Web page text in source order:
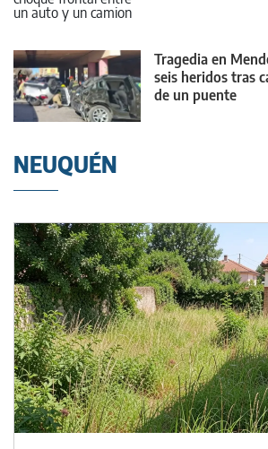
Tragedia en
seis heridos tras
de un puente
NEUQUÉN